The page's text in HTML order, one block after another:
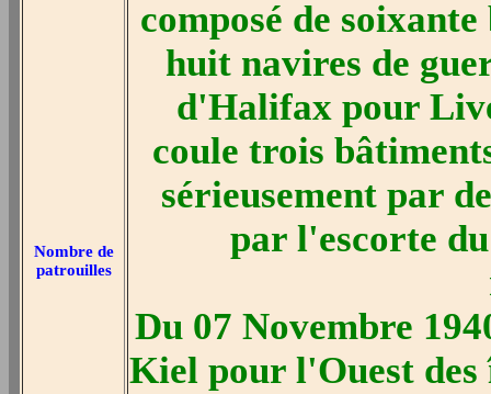
Nombre de
patrouilles
composé de
huit navires de
d'Halifax pour
coule trois
sérieusement par
par l'escorte
Du 07 Novembre
Kiel pour l'Ouest des